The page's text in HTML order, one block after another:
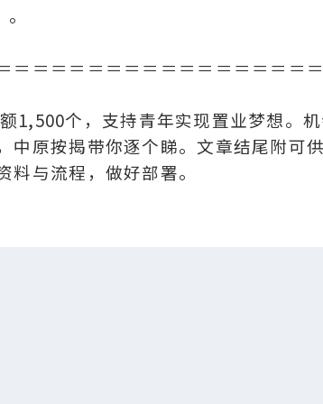
＝＝＝＝＝＝＝＝＝＝＝＝＝＝＝＝
1,500个，支持青年实现置业梦想。
中原按揭带你逐个睇。文章结尾附可
与流程，做好部署。